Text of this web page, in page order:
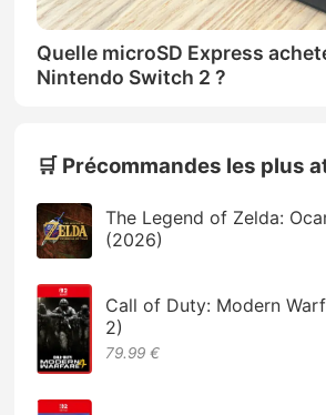
Quelle microSD Express
Nintendo Switch 2 ?
🛒 Précommandes les plus
The Legend of Zelda:
(2026)
Call of Duty: Modern
2)
79.99 €